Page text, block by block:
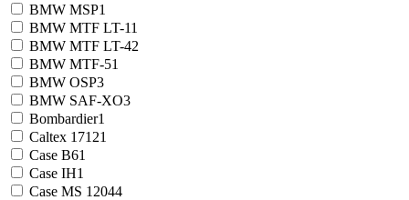
BMW MSP1
BMW MTF LT-11
BMW MTF LT-42
BMW MTF-51
BMW OSP3
BMW SAF-XO3
Bombardier1
Caltex 17121
Case B61
Case IH1
Case MS 12044